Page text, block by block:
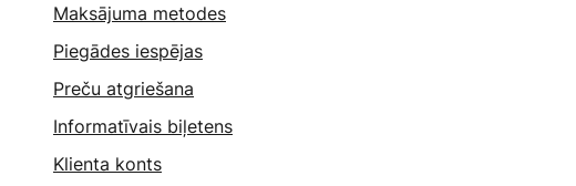
Maksājuma metodes
Piegādes iespējas
Preču atgriešana
Informatīvais biļetens
Klienta konts